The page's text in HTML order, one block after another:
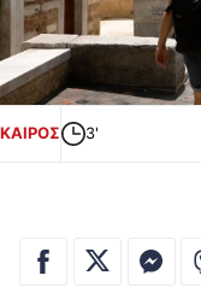
ΚΑΙΡΟΣ 3'